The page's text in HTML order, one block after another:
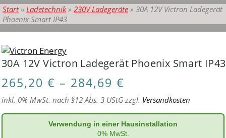
Start» Ladetechnik» 230V Ladegeräte » 30A 12V Victron Ladegerät
Phoenix Smart IP43
30A 12V Victron Ladegerät Phoenix Smart IP43
265,20 € – 284,69 €
inkl. 0% MwSt. nach §12 Abs. 3 UStG zzgl. Versandkosten
Verwendung in einer Hausinstallation
0% MwSt.